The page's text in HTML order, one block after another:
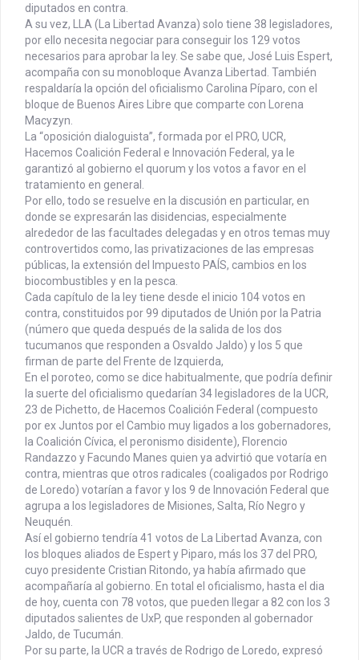
diputados en contra.
A su vez, LLA (La Libertad Avanza) solo tiene 38 legisladores,
por ello necesita negociar para conseguir los 129 votos
necesarios para aprobar la ley. Se sabe que, José Luis Espert,
acompaña con su monobloque Avanza Libertad. También
respaldaría la opción del oficialismo Carolina Píparo, con el
bloque de Buenos Aires Libre que comparte con Lorena
Macyzyn.
La “oposición dialoguista”, formada por el PRO, UCR,
Hacemos Coalición Federal e Innovación Federal, ya le
garantizó al gobierno el quorum y los votos a favor en el
tratamiento en general.
Por ello, todo se resuelve en la discusión en particular, en
donde se expresarán las disidencias, especialmente
alrededor de las facultades delegadas y en otros temas muy
controvertidos como, las privatizaciones de las empresas
públicas, la extensión del Impuesto PAÍS, cambios en los
biocombustibles y en la pesca.
Cada capítulo de la ley tiene desde el inicio 104 votos en
contra, constituidos por 99 diputados de Unión por la Patria
(número que queda después de la salida de los dos
tucumanos que responden a Osvaldo Jaldo) y los 5 que
firman de parte del Frente de Izquierda,
En el poroteo, como se dice habitualmente, que podría definir
la suerte del oficialismo quedarían 34 legisladores de la UCR,
23 de Pichetto, de Hacemos Coalición Federal (compuesto
por ex Juntos por el Cambio muy ligados a los gobernadores,
la Coalición Cívica, el peronismo disidente), Florencio
Randazzo y Facundo Manes quien ya advirtió que votaría en
contra, mientras que otros radicales (coaligados por Rodrigo
de Loredo) votarían a favor y los 9 de Innovación Federal que
agrupa a los legisladores de Misiones, Salta, Río Negro y
Neuquén.
Así el gobierno tendría 41 votos de La Libertad Avanza, con
los bloques aliados de Espert y Piparo, más los 37 del PRO,
cuyo presidente Cristian Ritondo, ya había afirmado que
acompañaría al gobierno. En total el oficialismo, hasta el dia
de hoy, cuenta con 78 votos, que pueden llegar a 82 con los 3
diputados salientes de UxP, que responden al gobernador
Jaldo, de Tucumán.
Por su parte, la UCR a través de Rodrigo de Loredo, expresó